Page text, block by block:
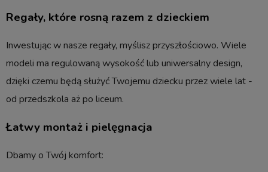
Regały, które rosną razem z dzieckiem
Inwestując w nasze regały, myślisz przyszłościowo. Wiele
modeli ma regulowaną wysokość lub uniwersalny design,
dzięki czemu będą służyć Twojemu dziecku przez wiele lat -
od przedszkola aż po liceum.
Łatwy montaż i pielęgnacja
Dbamy o Twój komfort: